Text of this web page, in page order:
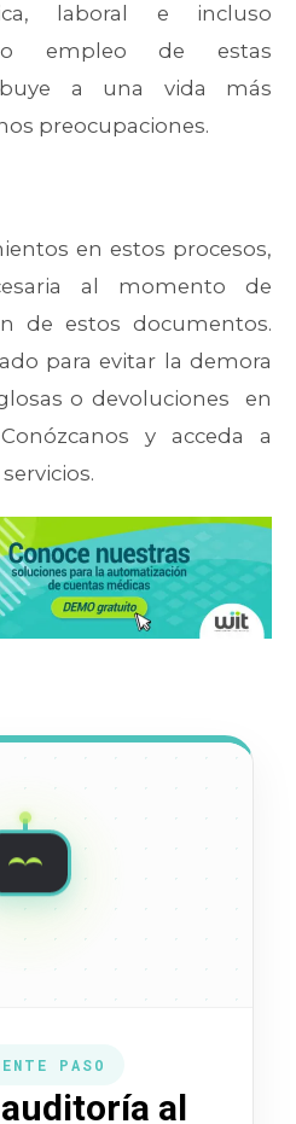
laboral e incluso
empleo de estas
a una vida más
preocupaciones.
en estos procesos,
al momento de
de estos documentos.
para evitar la demora
o devoluciones en
y acceda a
PASO
al